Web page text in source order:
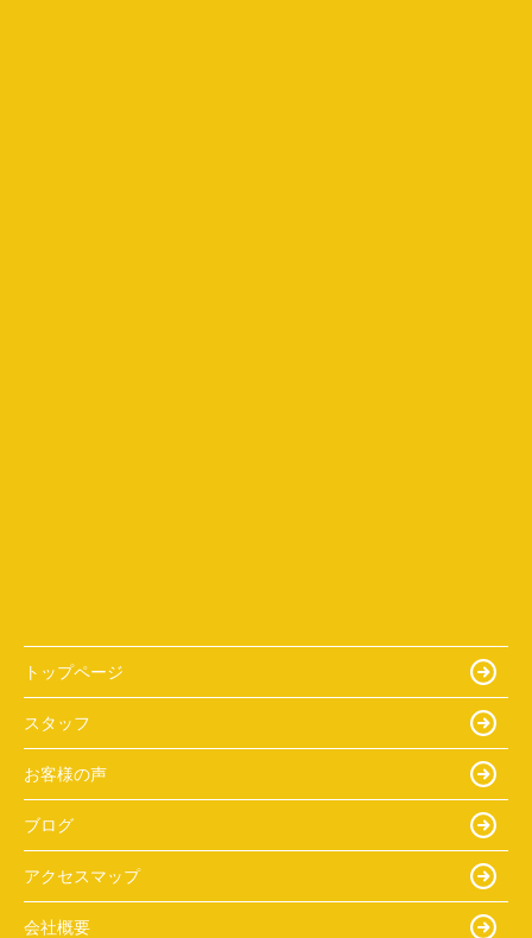
トップページ
スタッフ
お客様の声
ブログ
アクセスマップ
会社概要